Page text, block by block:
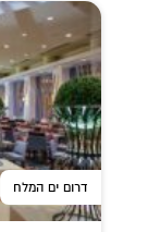
דרום ים המלח